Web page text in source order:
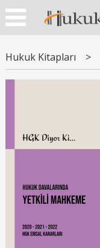
Hukuk Kitapları >